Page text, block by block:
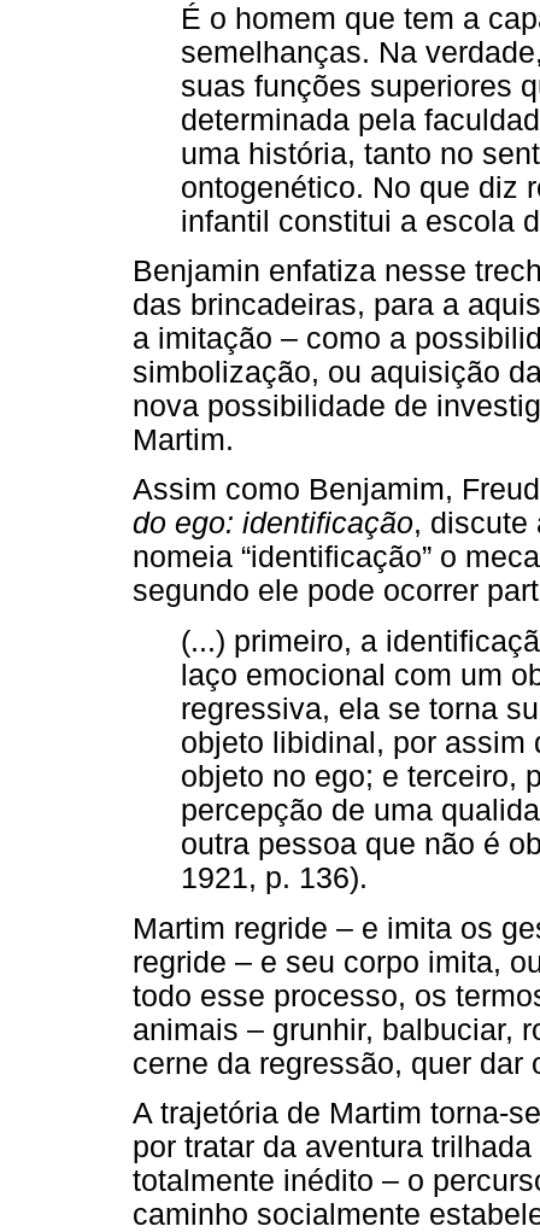
É o homem que tem a
semelhanças. Na
suas funções superiores
determinada pela
uma história, tanto no
ontogenético. No que diz
infantil constitui a escola
Benjamin enfatiza nesse
das brincadeiras, para a
a imitação – como a
simbolização, ou aquisição
nova possibilidade de
Martim.
Assim como Benjamim,
do ego: identificação, discute
nomeia “identificação” o
segundo ele pode ocorrer
(...) primeiro, a
laço emocional com um
regressiva, ela se torna
objeto libidinal, por assim
objeto no ego; e terceiro,
percepção de uma
outra pessoa que não é
1921, p. 136).
Martim regride – e imita os
regride – e seu corpo imita,
todo esse processo, os
animais – grunhir, balbuciar,
cerne da regressão, quer dar
A trajetória de Martim torna-
por tratar da aventura
totalmente inédito – o
caminho socialmente